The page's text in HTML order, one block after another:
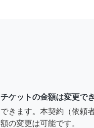
チケットの金額は変更で
できます。本契約（依頼
額の変更は可能です。